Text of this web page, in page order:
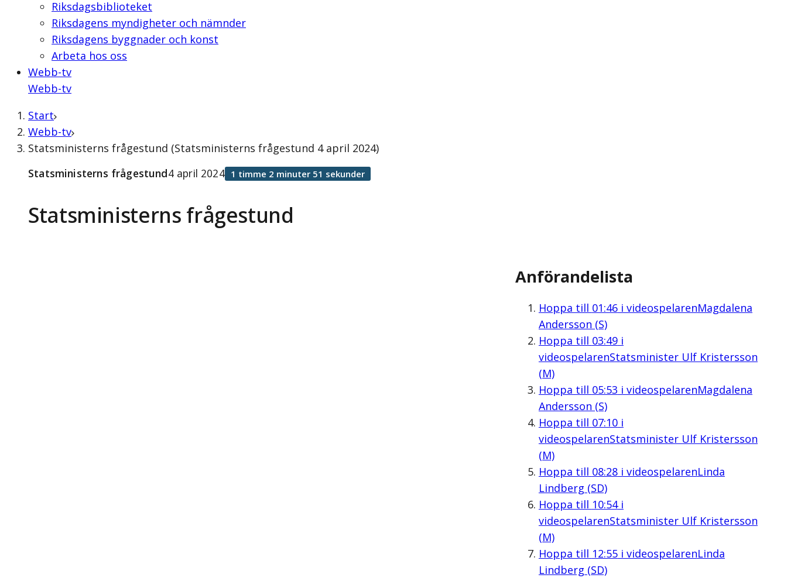
Riksdagsbiblioteket
Riksdagens myndigheter och nämnder
Riksdagens byggnader och konst
Arbeta hos oss
Webb-tv
Webb-tv
Start
Webb-tv
Statsministerns frågestund (Statsministerns frågestund 4 april 2024)
Statsministerns frågestund
Statsministerns frågestund4 april 2024 1 timme 2 minuter 51 sekunder
Anförandelista
Hoppa till 01:46i videospelarenMagdalena
Andersson (S)
Hoppa till 03:49i
videospelarenStatsminister Ulf Kristersson
(M)
Hoppa till 05:53 i videospelarenMagdalena
Andersson (S)
Hoppa till 07:10i
videospelarenStatsminister Ulf Kristersson
(M)
Hoppa till 08:28i videospelarenLinda
Lindberg (SD)
Hoppa till 10:54i
videospelarenStatsminister Ulf Kristersson
(M)
Hoppa till 12:55i videospelarenLinda
Lindberg (SD)